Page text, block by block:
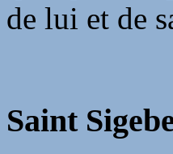
de lui et de
Saint